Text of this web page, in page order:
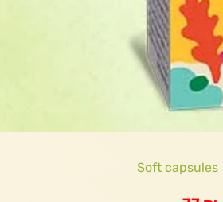
Soft capsules